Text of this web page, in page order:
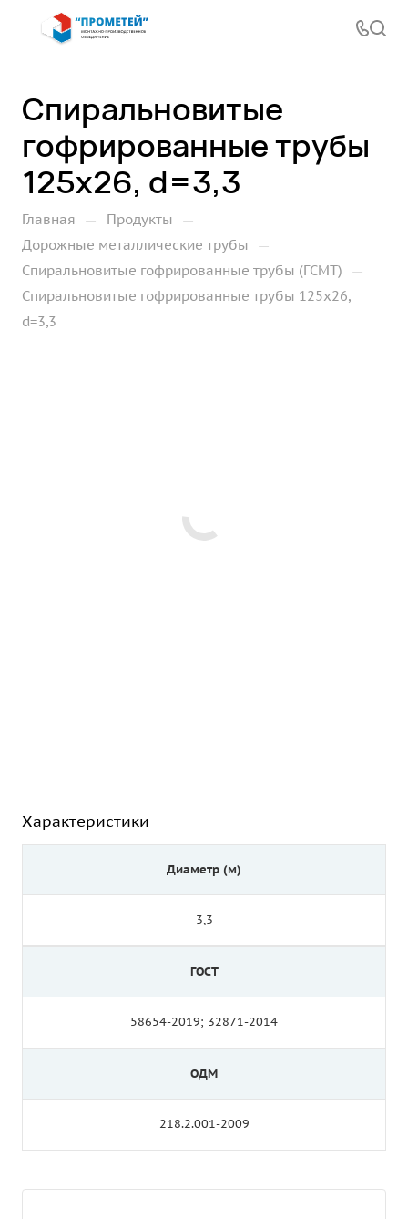
Спиральновитые
гофрированные трубы
125х26, d=3,3
Главная — Продукты —
Дорожные металлические трубы —
Спиральновитые гофрированные трубы (ГСМТ) —
Спиральновитые гофрированные трубы 125х26,
d=3,3
Характеристики
Диаметр (м)
3,3
ГОСТ
58654-2019; 32871-2014
ОДМ
218.2.001-2009